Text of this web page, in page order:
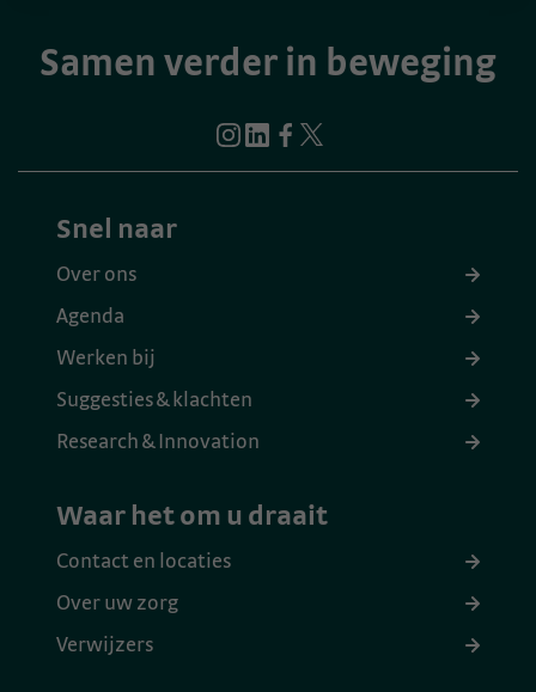
Samen verder in beweging
Snel naar
Over ons
Agenda
Werken bij
Suggesties & klachten
Research & Innovation
Waar het om u draait
Contact en locaties
Over uw zorg
Verwijzers